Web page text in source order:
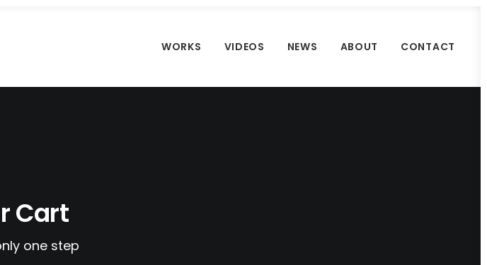
WORKS VIDEOS NEWS ABOUT CONTACT
Cart
one step